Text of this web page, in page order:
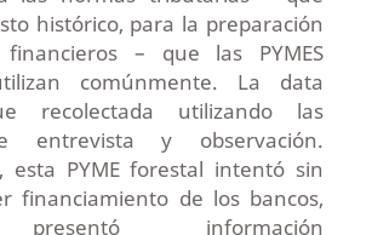
histórico, para la preparación
– que las PYMES
comúnmente. La data
recolectada utilizando las
entrevista y observación.
esta PYME forestal intentó sin
financiamiento de los bancos,
información